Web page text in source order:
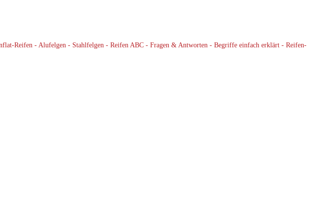
Reifen - Alufelgen - Stahlfelgen - Reifen ABC - Fragen & Antworten - Begriffe einfach erklärt - Reifen-